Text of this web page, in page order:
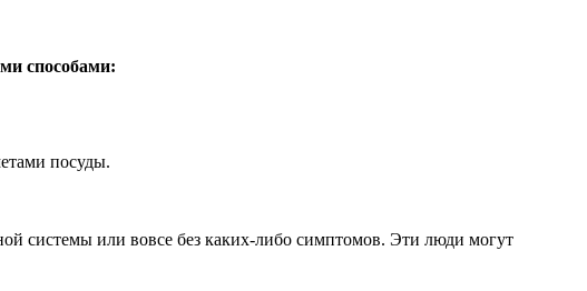
способами:
посуды.
системы или вовсе без каких-либо симптомов. Эти люди могут